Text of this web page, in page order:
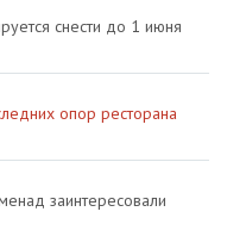
снести до 1 июня
опор ресторана
заинтересовали